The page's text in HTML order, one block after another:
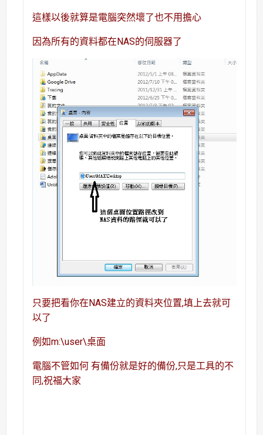
這樣以後就算是電腦突然壞了也不用擔心
因為所有的資料都在NAS的伺服器了
只要把看你在NAS建立的資料夾位置,填上去就可
以了
例如m:\user\桌面
電腦不管如何 有備份就是好的備份,只是工具的不
同,祝福大家